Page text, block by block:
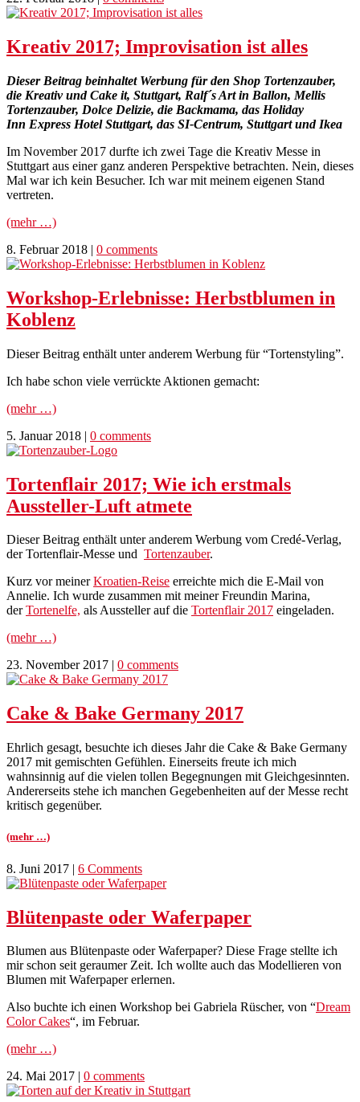
Kreativ 2017; Improvisation ist alles
Dieser Beitrag beinhaltet Werbung für den Shop Tortenzauber,
die Kreativ und Cake it, Stuttgart, Ralf´s Art in Ballon, Mellis
Tortenzauber, Dolce Delizie, die Backmama, das Holiday
Inn Express Hotel Stuttgart, das SI-Centrum, Stuttgart und Ikea
Im November 2017 durfte ich zwei Tage die Kreativ Messe in
Stuttgart aus einer ganz anderen Perspektive betrachten. Nein, dieses
Mal war ich kein Besucher. Ich war mit meinem eigenen Stand
vertreten.
(mehr …)
8. Februar 2018 | 0 comments
Workshop-Erlebnisse: Herbstblumen in
Koblenz
Dieser Beitrag enthält unter anderem Werbung für “Tortenstyling”.
Ich habe schon viele verrückte Aktionen gemacht:
(mehr …)
5. Januar 2018 | 0 comments
Tortenflair 2017; Wie ich erstmals
Aussteller-Luft atmete
Dieser Beitrag enthält unter anderem Werbung vom Credé-Verlag,
der Tortenflair-Messe und Tortenzauber.
Kurz vor meinerKroatien-Reise erreichte mich die E-Mail von
Annelie. Ich wurde zusammen mit meiner Freundin Marina,
derTortenelfe, als Aussteller auf die Tortenflair 2017 eingeladen.
(mehr …)
23. November 2017
0 comments
Cake & Bake Germany 2017
Ehrlich gesagt, besuchte ich dieses Jahr die Cake & Bake Germany
2017 mit gemischten Gefühlen. Einerseits freute ich mich
wahnsinnig auf die vielen tollen Begegnungen mit Gleichgesinnten.
Andererseits stehe ich manchen Gegebenheiten auf der Messe recht
kritisch gegenüber.
(mehr …)
8. Juni 2017 | 6 Comments
Blütenpaste oder Waferpaper
Blumen aus Blütenpaste oder Waferpaper? Diese Frage stellte ich
mir schon seit geraumer Zeit. Ich wollte auch das Modellieren von
Blumen mit Waferpaper erlernen.
Also buchte ich einen Workshop bei Gabriela Rüscher, von “Dream
Color Cakes“, im Februar.
(mehr …)
24. Mai 2017 | 0 comments